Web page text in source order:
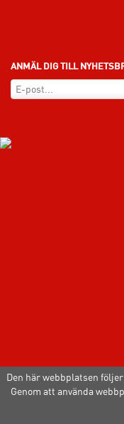
ANMÄL DIG TILL
Den här webbplatsen
Genom att använda